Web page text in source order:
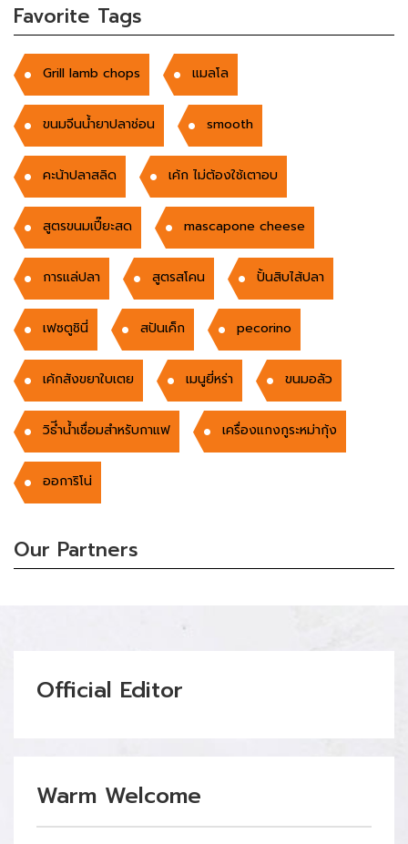
Favorite Tags
Grill lamb chops แมลโล
ขนมจีนน้ำยาปลาช่อน smooth
คะน้าปลาสลิด เค้ก ไม่ต้องใช้เตาอบ
สูตรขนมเปี๊ยะสด mascapone cheese
การแล่ปลา สูตรสโคน ปั้นสิบไส้ปลา
เฟซตูชินี่ สปันเค็ก pecorino
เค้กสังขยาใบเตย เมนูยี่หร่า ขนมอลัว
วิธีำน้ำเชื่อมสำหรับกาแฟ เครื่องแกงกูระหม่ากุ้ง
ออการิโน่
Our Partners
Official Editor
Warm Welcome